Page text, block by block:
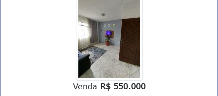
Venda R$ 550.000